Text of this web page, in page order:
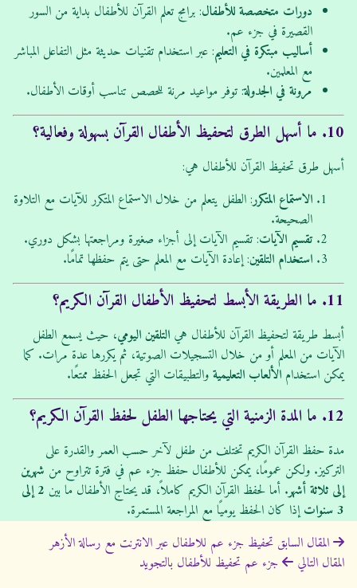
دورات متخصصة للأطفال: برامج تعلم القرآن للأطفال بداية من السور
القصيرة في جزء عم.
أساليب مبتكرة في التعليم: عبر استخدام تقنيات حديثة مثل التفاعل المباشر
مع المعلمين.
مرونة في الجدولة: توفر مواعيد مرنة للحصص تناسب أوقات الأطفال.
10. ما أسهل الطرق لتحفيظ الأطفال القرآن بسهولة وفعالية؟
أسهل طرق تحفيظ القرآن للأطفال هي:
الاستماع المتكرر: الطفل يتعلم من خلال الاستماع المتكرر للآيات مع التلاوة
الصحيحة.
تقسيم الآيات: تقسيم الآيات إلى أجزاء صغيرة ومراجعتها بشكل دوري.
استخدام التلقين: إعادة الآيات مع المعلم حتى يتم حفظها تمامًا.
11. ما الطريقة الأبسط لتحفيظ الأطفال القرآن الكريم؟
أبسط طريقة لتحفيظ القرآن للأطفال هي التلقين اليومي، حيث يسمع الطفل
الآيات من المعلم أو من خلال التسجيلات الصوتية، ثم يكررها عدة مرات. كما
يمكن استخدام الألعاب التعليميةوالتطبيقات التي تجعل الحفظ ممتعًا.
12. ما المدة الزمنية التي يحتاجها الطفل لحفظ القرآن الكريم؟
مدة حفظ القرآن الكريم تختلف من طفل لآخر حسب العمر والقدرة على
التركيز. ولكن عمومًا، يمكن للأطفال حفظ جزء عم في فترة تتراوح من شهرين
إلى ثلاثة أشهر. أما لحفظ القرآن الكريم كاملاً، قد يحتاج الأطفال ما بين
2 إلى
3 سنوات
إذا كان الحفظ يوميًا مع المراجعة المستمرة.
ت
ص
المقال السابق تحفيظ جزء عم للاطفال عبر الانترنت مع رسالة الأزهر
المقال التالي
جزء عم تحفيظ للأطفال بالتجويد